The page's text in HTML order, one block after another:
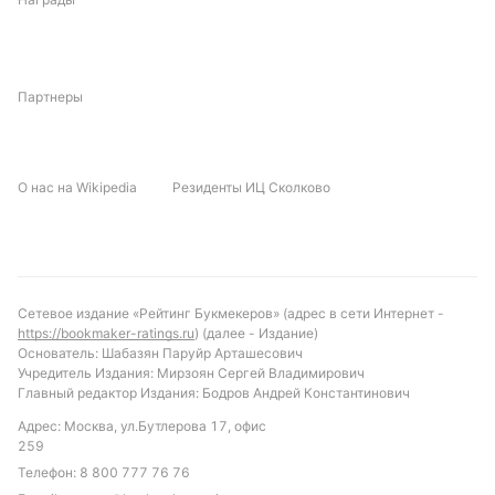
Партнеры
О нас на Wikipedia Резиденты ИЦ Сколково
Сетевое издание «Рейтинг Букмекеров» (адрес в сети Интернет -
https://bookmaker-ratings.ru) (далее - Издание)
Основатель: Шабазян Паруйр Арташесович
Учредитель Издания: Мирзоян Сергей Владимирович
Главный редактор Издания: Бодров Андрей Константинович
Адрес: Москва, ул.Бутлерова 17, офис
259
Телефон: 8 800 777 76 76